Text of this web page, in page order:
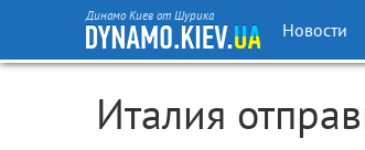
Динамо Киев от Шурика
Новости
Италия